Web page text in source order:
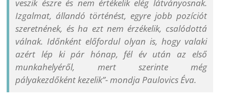
veszik észre és nem értékelik elég látványosnak.
Izgalmat, állandó történést, egyre jobb pozíciót
szeretnének, és ha ezt nem érzékelik, csalódottá
válnak. Időnként előfordul olyan is, hogy valaki
azért lép ki pár hónap, fél év után az első
munkahelyéről, mert szerinte még
pályakezdőként kezelik”- mondja Paulovics Éva.